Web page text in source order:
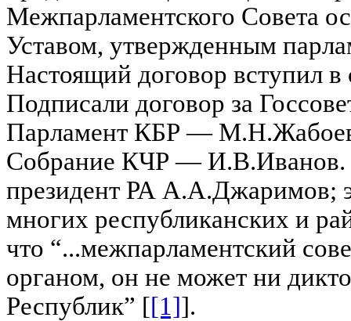
Межпарламентского Совета
Уставом, утвержденным
Настоящий договор вступил
Подписали договор за
Парламент КБР —
Собрание КЧР — И.В.Иванов.
президент РА А.А.Джаримов;
многих республиканских и
что “...межпарламентский
органом, он не может ни
Республик” [[1]].